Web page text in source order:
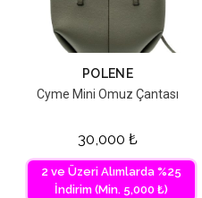
POLENE
Cyme Mini Omuz Çantası
30,000 ₺
2 ve Üzeri Alımlarda %25
İndirim (Min. 5,000 ₺)